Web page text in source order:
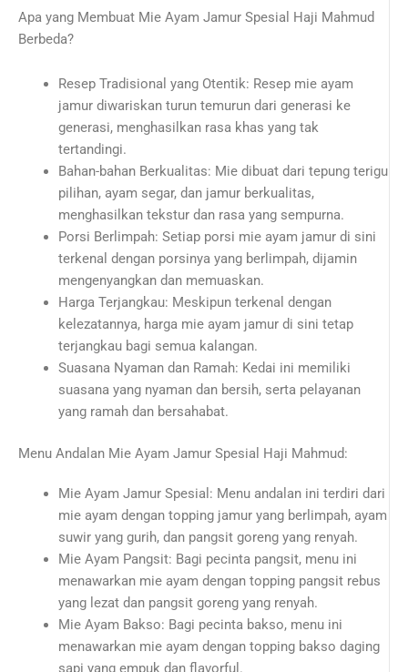
Apa yang Membuat Mie Ayam Jamur Spesial Haji Mahmud
Berbeda?
Resep Tradisional yang Otentik: Resep mie ayam
jamur diwariskan turun temurun dari generasi ke
generasi, menghasilkan rasa khas yang tak
tertandingi.
Bahan-bahan Berkualitas: Mie dibuat dari tepung terigu
pilihan, ayam segar, dan jamur berkualitas,
menghasilkan tekstur dan rasa yang sempurna.
Porsi Berlimpah: Setiap porsi mie ayam jamur di sini
terkenal dengan porsinya yang berlimpah, dijamin
mengenyangkan dan memuaskan.
Harga Terjangkau: Meskipun terkenal dengan
kelezatannya, harga mie ayam jamur di sini tetap
terjangkau bagi semua kalangan.
Suasana Nyaman dan Ramah: Kedai ini memiliki
suasana yang nyaman dan bersih, serta pelayanan
yang ramah dan bersahabat.
Menu Andalan Mie Ayam Jamur Spesial Haji Mahmud:
Mie Ayam Jamur Spesial: Menu andalan ini terdiri dari
mie ayam dengan topping jamur yang berlimpah, ayam
suwir yang gurih, dan pangsit goreng yang renyah.
Mie Ayam Pangsit: Bagi pecinta pangsit, menu ini
menawarkan mie ayam dengan topping pangsit rebus
yang lezat dan pangsit goreng yang renyah.
Mie Ayam Bakso: Bagi pecinta bakso, menu ini
menawarkan mie ayam dengan topping bakso daging
sapi yang empuk dan flavorful.